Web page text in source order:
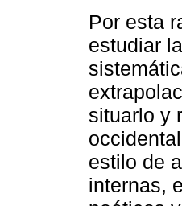
Por esta
estudiar
situarlo y
estilo de
internas,